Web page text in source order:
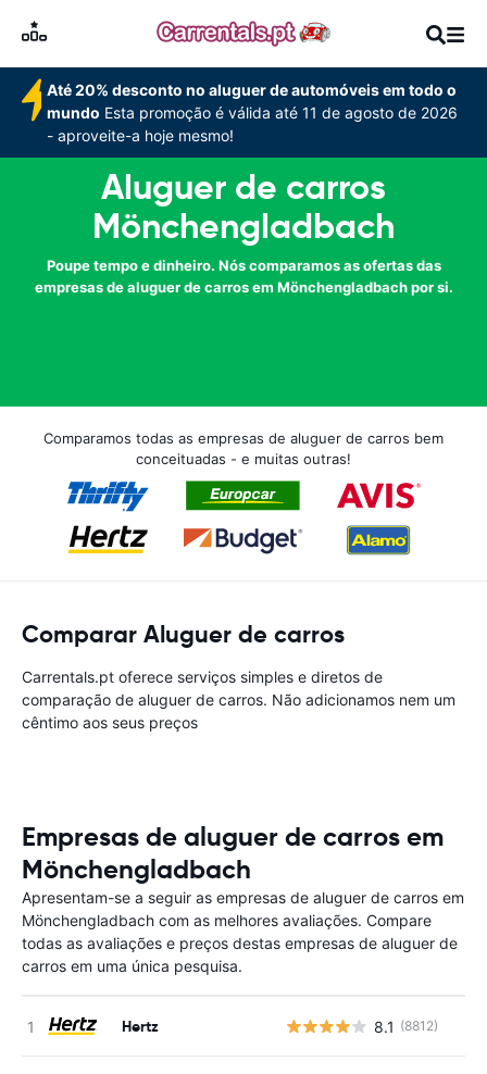
Até 20% desconto no aluguer de automóveis em todo o
mundo Esta promoção é válida até 11 de agosto de 2026
- aproveite-a hoje mesmo!
Aluguer de carros
Mönchengladbach
Poupe tempo e dinheiro. Nós comparamos as ofertas das
empresas de aluguer de carros em Mönchengladbach por si.
Comparamos todas as empresas de aluguer de carros bem
conceituadas - e muitas outras!
Comparar Aluguer de carros
Carrentals.pt oferece serviços simples e diretos de
comparação de aluguer de carros. Não adicionamos nem um
cêntimo aos seus preços
Empresas de aluguer de carros em
Mönchengladbach
Apresentam-se a seguir as empresas de aluguer de carros em
Mönchengladbach com as melhores avaliações. Compare
todas as avaliações e preços destas empresas de aluguer de
carros em uma única pesquisa.
Hertz 8.1 (8812)